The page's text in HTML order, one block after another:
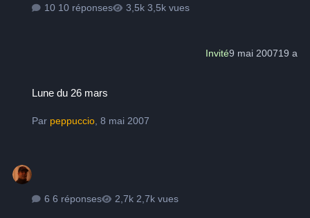
10 réponses 3,5k vues
Invité9 mai 200719 a
Lune du 26 mars
Par peppuccio ,8 mai 2007
6 réponses 2,7k vues